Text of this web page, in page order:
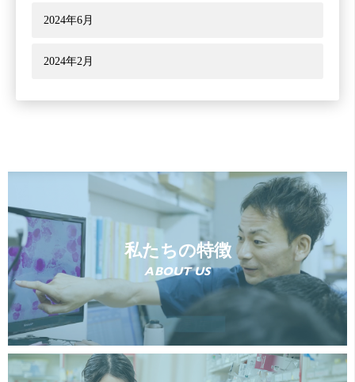
2024年6月
2024年2月
私たちの特徴
ABOUT US